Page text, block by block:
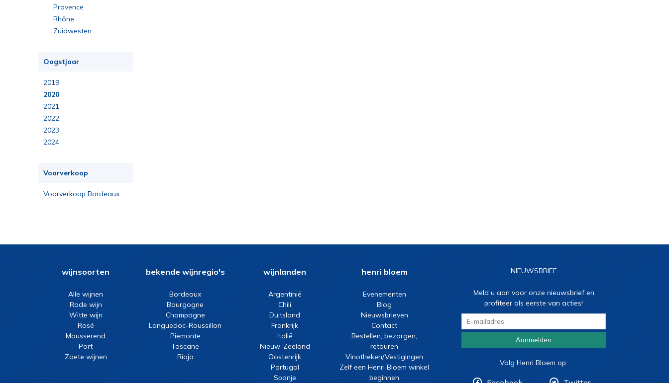
Provence
Rhône
Zuidwesten
Oogstjaar
2019
2020
2021
2022
2023
2024
Voorverkoop
Voorverkoop Bordeaux
wijnsoorten
Alle wijnen
Rode wijn
Witte wijn
Rosé
Mousserend
Port
Zoete wijnen
bekende wijnregio's
Bordeaux
Bourgogne
Champagne
Languedoc-Roussillon
Piemonte
Toscane
Rioja
wijnlanden
Argentinië
Chili
Duitsland
Frankrijk
Italië
Nieuw-Zeeland
Oostenrijk
Portugal
Spanje
henri bloem
Evenementen
Blog
Nieuwsbrieven
Contact
Bestellen, bezorgen,
retouren
Vinotheken/Vestigingen
Zelf een Henri Bloem winkel
beginnen
NIEUWSBRIEF
Meld u aan voor onze nieuwsbrief en
profiteer als eerste van acties!
Aanmelden
Volg Henri Bloem op: